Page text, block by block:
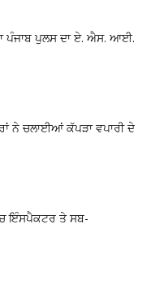
ਪੰਜਾਬ ਪੁਲਸ ਦਾ ਏ. ਐਸ. ਆਈ.
ਨੇ ਚਲਾਈਆਂ ਕੱਪੜਾ ਵਪਾਰੀ ਦੇ
ਇੰਸਪੈਕਟਰ ਤੇ ਸਬ-